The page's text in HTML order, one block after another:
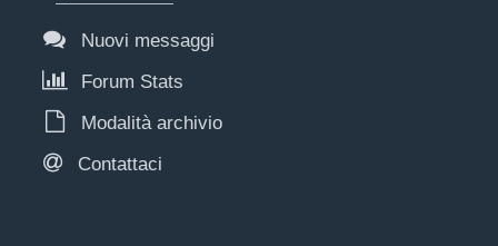
Nuovi messaggi
Forum Stats
Modalità archivio
Contattaci